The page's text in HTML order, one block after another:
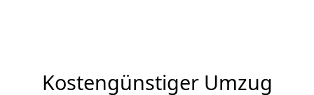
Kostengünstiger Umzug